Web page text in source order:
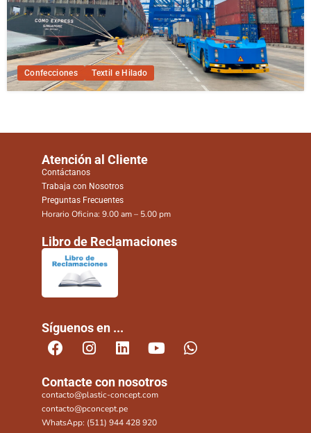
Confecciones Textil e Hilado
Atención al Cliente
Contáctanos
Trabaja con Nosotros
Preguntas Frecuentes
Horario Oficina: 9.00 am – 5.00 pm
Libro de Reclamaciones
Síguenos en ...
Contacte con nosotros
contacto@plastic-concept.com
contacto@pconcept.pe
WhatsApp: (511) 944 428 920